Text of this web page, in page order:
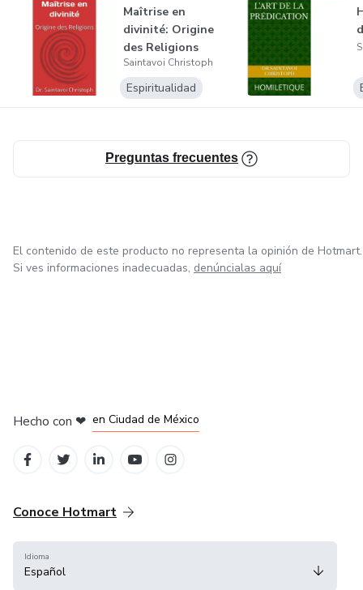
Porque viene en la tierra?
Cuales tu misión ?
Maîtrise en
divinité: Origine
des Religions
(cours avec Dipl...
Saintavoi Christoph
Espiritualidad
Preguntas frecuentes
El contenido de este producto no representa la opinión de Hotmart.
Si ves informaciones inadecuadas, denúncialas aquí
Hecho con ❤ en Ciudad de México
Conoce Hotmart
Idioma
Español